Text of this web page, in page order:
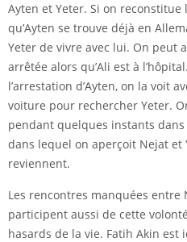
Ayten et Yeter. Si on
qu’Ayten se trouve déjà en
Yeter de vivre avec lui. On peut
arrêtée alors qu’Ali est à
l’arrestation d’Ayten, on la voit
voiture pour rechercher Yeter.
pendant quelques instants
dans lequel on aperçoit Nejat et
reviennent.
Les rencontres manquées entre
participent aussi de cette
hasards de la vie. Fatih Akin